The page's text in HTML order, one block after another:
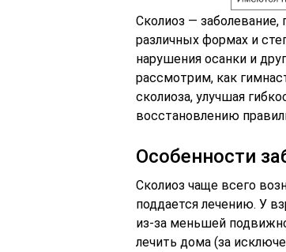
Сколиоз —
различных формах и
нарушения осанки и
рассмотрим, как
сколиоза, улучшая
восстановлению
Особенности
Сколиоз чаще всего
поддается лечению. У
из-за меньшей
лечить дома (за